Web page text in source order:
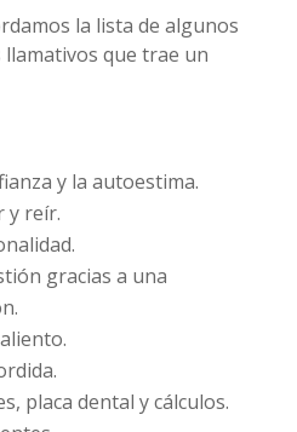
la lista de algunos
que trae un
y la autoestima.
y reír.
gracias a una
placa dental y cálculos.